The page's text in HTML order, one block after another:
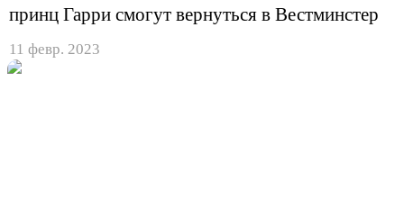
принц Гарри смогут вернуться в Вестминстер
11 февр. 2023